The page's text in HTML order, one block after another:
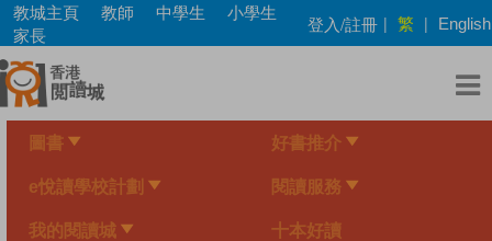
Skip
main
content
教城主頁 教師 中學生
小學生
家長
登入/註冊 | 繁 | English
圖書 好書推介
e悅讀學校計劃 閱讀服務
我的閱讀城 十本好讀